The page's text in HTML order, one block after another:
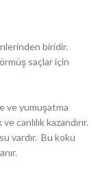
biridir.
saçlar için
ve yumuşatma
canlılık kazandırır.
vardır. Bu koku